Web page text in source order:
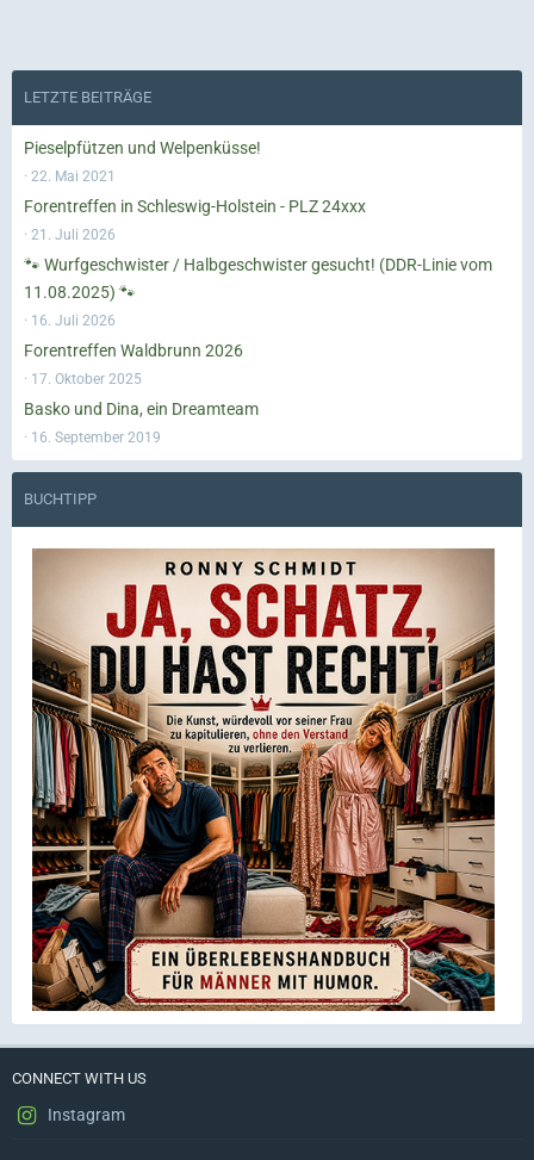
LETZTE BEITRÄGE
Pieselpfützen und Welpenküsse!
22. Mai 2021
Forentreffen in Schleswig-Holstein - PLZ 24xxx
21. Juli 2026
🐾 Wurfgeschwister / Halbgeschwister gesucht! (DDR-Linie vom
11.08.2025) 🐾
16. Juli 2026
Forentreffen Waldbrunn 2026
17. Oktober 2025
Basko und Dina, ein Dreamteam
16. September 2019
BUCHTIPP
CONNECT WITH US
Instagram